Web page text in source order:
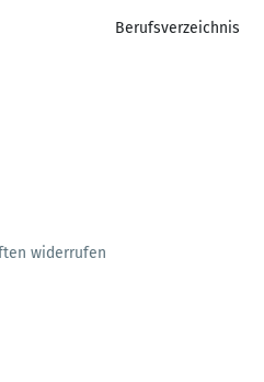
Berufsverzeichnis
widerrufen